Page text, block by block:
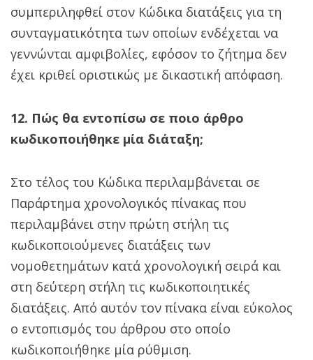
συμπεριληφθεί στον Κώδικα διατάξεις για τη
συνταγματικότητα των οποίων ενδέχεται να
γεννώνται αμφιβολίες, εφόσον το ζήτημα δεν
έχει κριθεί οριστικώς με δικαστική απόφαση.
12. Πώς θα εντοπίσω σε ποιο άρθρο
κωδικοποιήθηκε μία διάταξη;
Στο τέλος του Κώδικα περιλαμβάνεται σε
Παράρτημα χρονολογικός πίνακας που
περιλαμβάνει στην πρώτη στήλη τις
κωδικοποιούμενες διατάξεις των
νομοθετημάτων κατά χρονολογική σειρά και
στη δεύτερη στήλη τις κωδικοποιητικές
διατάξεις. Από αυτόν τον πίνακα είναι εύκολος
ο εντοπισμός του άρθρου στο οποίο
κωδικοποιήθηκε μία ρύθμιση.